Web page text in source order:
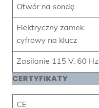
Otwór na sondę
Elektryczny zamek
cyfrowy na klucz
Zasilanie 115 V, 60 Hz
CERTYFIKATY
CE